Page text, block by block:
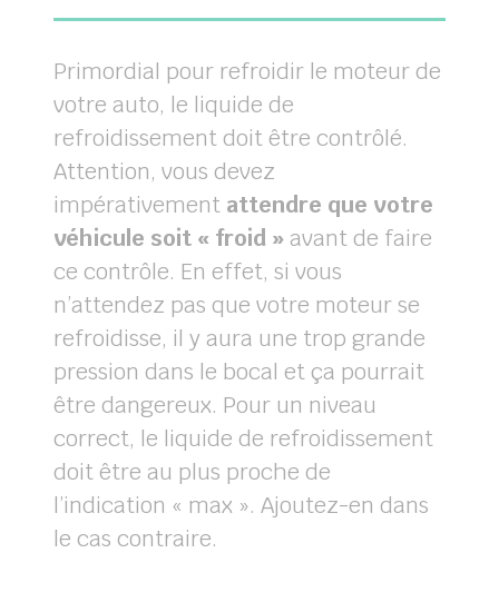
Primordial pour refroidir le moteur de
votre auto, le liquide de
refroidissement doit être contrôlé.
Attention, vous devez
impérativement attendre que votre
véhicule soit « froid » avant de faire
ce contrôle. En effet, si vous
n’attendez pas que votre moteur se
refroidisse, il y aura une trop grande
pression dans le bocal et ça pourrait
être dangereux. Pour un niveau
correct, le liquide de refroidissement
doit être au plus proche de
l’indication « max ». Ajoutez-en dans
le cas contraire.